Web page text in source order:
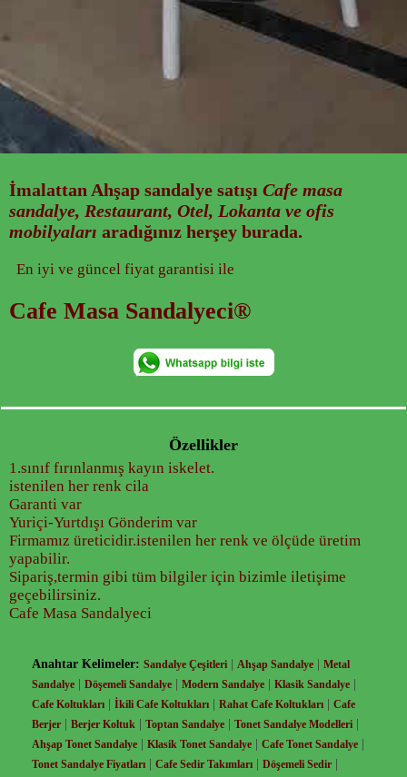
İmalattan Ahşap sandalye satışı Cafe masa
sandalye, Restaurant, Otel, Lokanta ve ofis
mobilyaları aradığınız herşey burada.
En iyi ve güncel fiyat garantisi ile
Cafe Masa Sandalyeci®
Özellikler
1.sınıf fırınlanmış kayın iskelet.
istenilen her renk cila
Garanti var
Yuriçi-Yurtdışı Gönderim var
Firmamız üreticidir.istenilen her renk ve ölçüde üretim
yapabilir.
Sipariş,termin gibi tüm bilgiler için bizimle iletişime
geçebilirsiniz.
Cafe Masa Sandalyeci
Anahtar Kelimeler: Sandalye Çeşitleri Ahşap Sandalye
Metal
Sandalye
Döşemeli Sandalye Modern Sandalye Klasik Sandalye
Cafe Koltukları İkili Cafe Koltukları Rahat Cafe Koltukları
Cafe
Berjer
Berjer Koltuk Toptan Sandalye Tonet Sandalye Modelleri
Ahşap Tonet Sandalye Klasik Tonet Sandalye Cafe Tonet Sandalye
Tonet Sandalye Fiyatları Cafe Sedir Takımları Döşemeli Sedir